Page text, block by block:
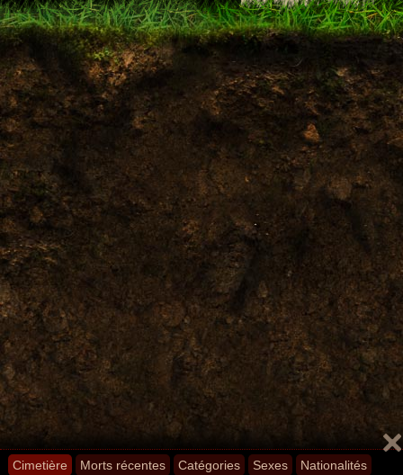
Cimetière Morts récentes Catégories Sexes Nationalités